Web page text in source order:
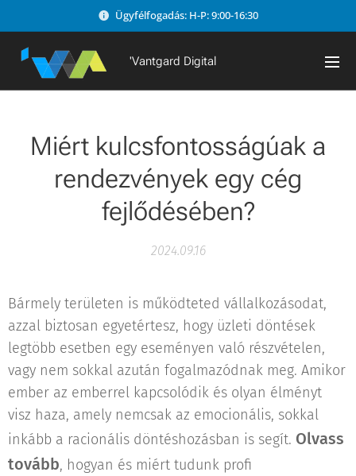
Ügyfélfogadás: H-P: 9:00-16:30
'Vantgard Digital
Miért kulcsfontosságúak a
rendezvények egy cég
fejlődésében?
2024.09.16
Bármely területen is működteted vállalkozásodat,
azzal biztosan egyetértesz, hogy üzleti döntések
legtöbb esetben egy eseményen való részvételen,
vagy nem sokkal azután fogalmazódnak meg. Amikor
ember az emberrel kapcsolódik és olyan élményt
visz haza, amely nemcsak az emocionális, sokkal
inkább a racionális döntéshozásban is segít. Olvass
tovább, hogyan és miért tudunk profi